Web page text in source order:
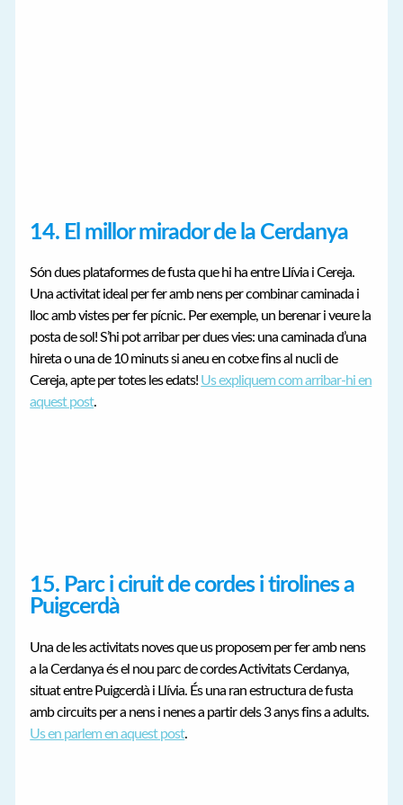
14. El millor mirador de la Cerdanya
Són dues plataformes de fusta que hi ha entre Llívia i Cereja.
Una activitat ideal per fer amb nens per combinar caminada i
lloc amb vistes per fer pícnic. Per exemple, un berenar i veure la
posta de sol! S’hi pot arribar per dues vies: una caminada d’una
hireta o una de 10 minuts si aneu en cotxe fins al nucli de
Cereja, apte per totes les edats! Us expliquem com arribar-hi en
aquest post.
15. Parc i ciruit de cordes i tirolines a
Puigcerdà
Una de les activitats noves que us proposem per fer amb nens
a la Cerdanya és el nou parc de cordes Activitats Cerdanya,
situat entre Puigcerdà i Llívia. És una ran estructura de fusta
amb circuits per a nens i nenes a partir dels 3 anys fins a adults.
Us en parlem en aquest post.